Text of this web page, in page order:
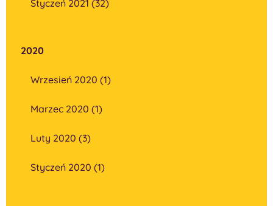
Styczeń 2021 (32)
2020
Wrzesień 2020 (1)
Marzec 2020 (1)
Luty 2020 (3)
Styczeń 2020 (1)